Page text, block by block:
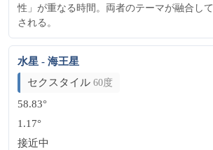
性」が重なる時間。両者のテーマが融合し
される。
水星 - 海王星
セクスタイル 60度
58.83°
1.17°
接近中